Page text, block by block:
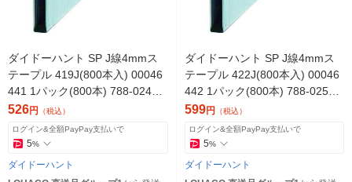
ダイドーハント SP J線4mmス
テープル 419J(800本入) 00046
441 1パック(800本) 788-0243
（直送品）
526円 （税込）
ログイン&全額PayPay支払いで
5%
ダイドーハント
ダイドーハント SP J線4mmス
テープル 422J(800本入) 00046
442 1パック(800本) 788-0251
（直送品）
599円 （税込）
ログイン&全額PayPay支払いで
5%
ダイドーハント